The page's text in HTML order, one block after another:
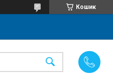
Кошик